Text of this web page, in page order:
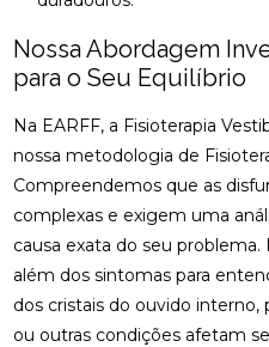
Nossa Abordagem
para o Seu Equilíbrio
Na EARFF, a Fisioterapia
nossa metodologia de
Compreendemos que as
complexas e exigem uma
causa exata do seu
além dos sintomas para
dos cristais do ouvido
ou outras condições afetam